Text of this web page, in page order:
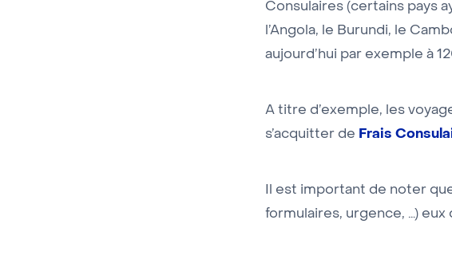
Consulaires (certains pays
l’Angola, le Burundi, le
aujourd’hui par exemple à
A titre d’exemple, les
s’acquitter de Frais
Il est important de noter
formulaires, urgence, …)